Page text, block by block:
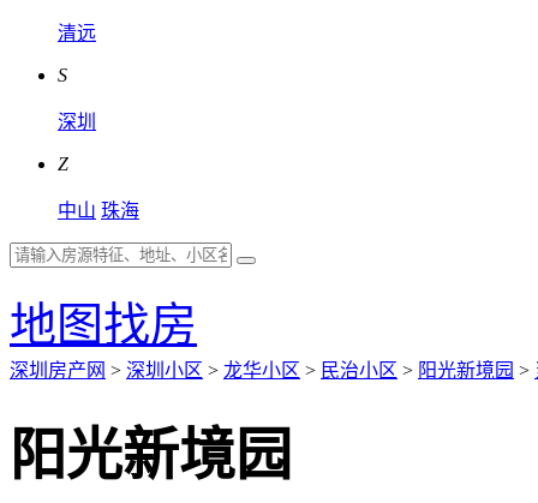
清远
S
深圳
Z
中山 珠海
地图找房
深圳房产网 > 深圳小区 > 龙华小区 > 民治小区 > 阳光新境园 >
阳光新境园